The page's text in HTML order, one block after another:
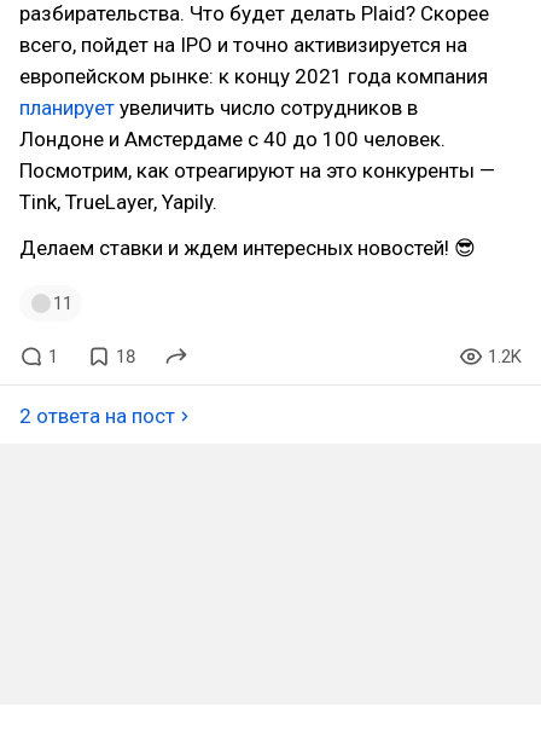
разбирательства. Что будет делать Plaid? Скорее
всего, пойдет на IPO и точно активизируется на
европейском рынке: к концу 2021 года компания
планирует увеличить число сотрудников в
Лондоне и Амстердаме с 40 до 100 человек.
Посмотрим, как отреагируют на это конкуренты —
Tink, TrueLayer, Yapily.
Делаем ставки и ждем интересных новостей! 😎
11
1 18 1.2K
2 ответа на пост